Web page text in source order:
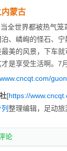
蒙古
全世界都被热气
、嶙峋的怪石、
美的风景，下车
是享受生活啊。7
[https://
整理编辑，足动旅
论